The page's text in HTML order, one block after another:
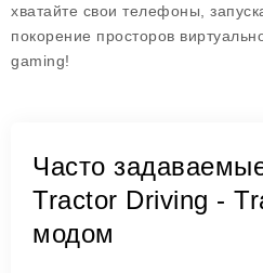
хватайте свои телефоны,
покорение просторов
gaming!
Часто
Tractor Driving -
модом